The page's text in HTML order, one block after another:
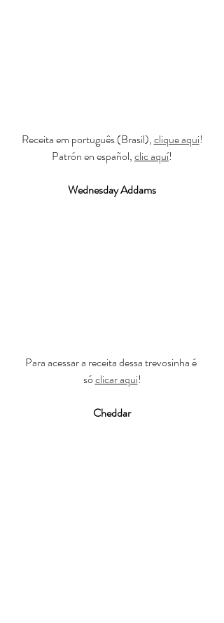
Receita em português (Brasil), clique aqui!
Patrón en español, clic aquí!
Wednesday Addams
Para acessar a receita dessa trevosinha é
só clicar aqui!
Cheddar